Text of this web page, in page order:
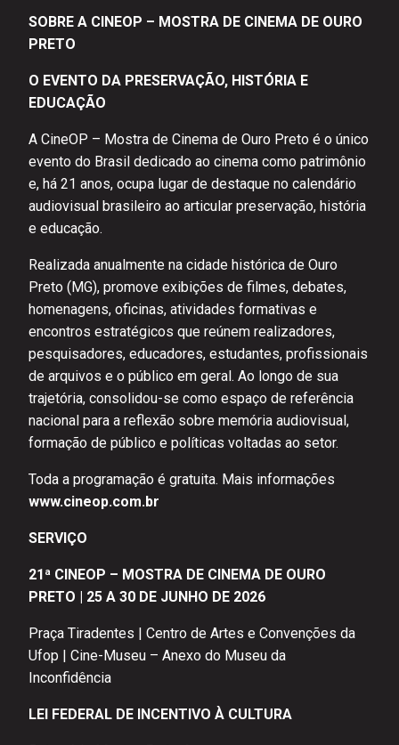
SOBRE A CINEOP – MOSTRA DE CINEMA DE OURO
PRETO
O EVENTO DA PRESERVAÇÃO, HISTÓRIA E
EDUCAÇÃO
A CineOP – Mostra de Cinema de Ouro Preto é o único
evento do Brasil dedicado ao cinema como patrimônio
e, há 21 anos, ocupa lugar de destaque no calendário
audiovisual brasileiro ao articular preservação, história
e educação.
Realizada anualmente na cidade histórica de Ouro
Preto (MG), promove exibições de filmes, debates,
homenagens, oficinas, atividades formativas e
encontros estratégicos que reúnem realizadores,
pesquisadores, educadores, estudantes, profissionais
de arquivos e o público em geral. Ao longo de sua
trajetória, consolidou-se como espaço de referência
nacional para a reflexão sobre memória audiovisual,
formação de público e políticas voltadas ao setor.
Toda a programação é gratuita. Mais informações
www.cineop.com.br
SERVIÇO
21ª CINEOP – MOSTRA DE CINEMA DE OURO
PRETO | 25 A 30 DE JUNHO DE 2026
Praça Tiradentes | Centro de Artes e Convenções da
Ufop | Cine-Museu – Anexo do Museu da
Inconfidência
LEI FEDERAL DE INCENTIVO À CULTURA